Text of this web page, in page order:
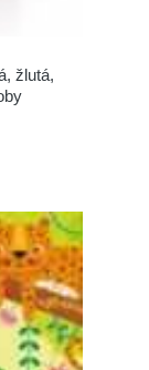
žlutá,